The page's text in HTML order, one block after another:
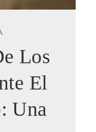
Los
El
Una